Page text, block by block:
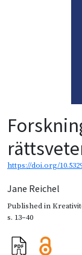
https://doi.org/
Jane Reichel
Published in
s. 13–40